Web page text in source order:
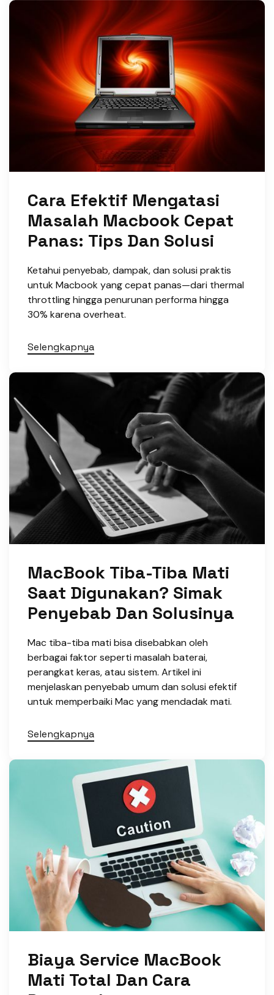
Cara Efektif Mengatasi
Masalah Macbook Cepat
Panas: Tips Dan Solusi
Ketahui penyebab, dampak, dan solusi praktis
untuk Macbook yang cepat panas—dari thermal
throttling hingga penurunan performa hingga
30% karena overheat.
Selengkapnya
MacBook Tiba-Tiba Mati
Saat Digunakan? Simak
Penyebab Dan Solusinya
Mac tiba-tiba mati bisa disebabkan oleh
berbagai faktor seperti masalah baterai,
perangkat keras, atau sistem. Artikel ini
menjelaskan penyebab umum dan solusi efektif
untuk memperbaiki Mac yang mendadak mati.
Selengkapnya
Biaya Service MacBook
Mati Total Dan Cara